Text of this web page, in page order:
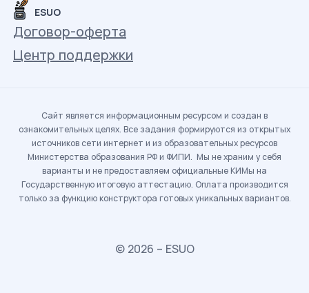
ESUO
Договор-оферта
Центр поддержки
Сайт является информационным ресурсом и создан в
ознакомительных целях. Все задания формируются из открытых
источников сети интернет и из образовательных ресурсов
Министерства образования РФ и ФИПИ. Мы не храним у себя
варианты и не предоставляем официальные КИМы на
Государственную итоговую аттестацию. Оплата производится
только за функцию конструктора готовых уникальных вариантов.
© 2026 – ESUO